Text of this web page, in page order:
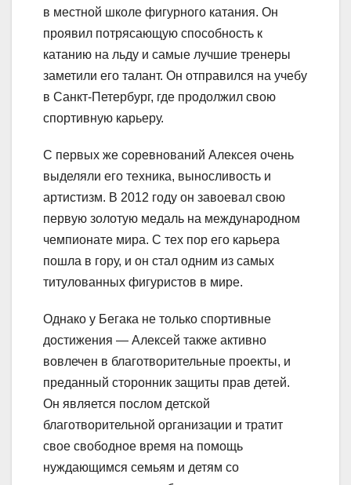
в местной школе фигурного катания. Он
проявил потрясающую способность к
катанию на льду и самые лучшие тренеры
заметили его талант. Он отправился на учебу
в Санкт-Петербург, где продолжил свою
спортивную карьеру.
С первых же соревнований Алексея очень
выделяли его техника, выносливость и
артистизм. В 2012 году он завоевал свою
первую золотую медаль на международном
чемпионате мира. С тех пор его карьера
пошла в гору, и он стал одним из самых
титулованных фигуристов в мире.
Однако у Бегака не только спортивные
достижения — Алексей также активно
вовлечен в благотворительные проекты, и
преданный сторонник защиты прав детей.
Он является послом детской
благотворительной организации и тратит
свое свободное время на помощь
нуждающимся семьям и детям со